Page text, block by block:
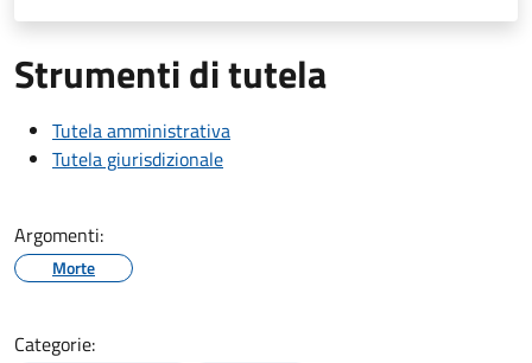
Strumenti di tutela
Tutela amministrativa
Tutela giurisdizionale
Argomenti:
Morte
Categorie: